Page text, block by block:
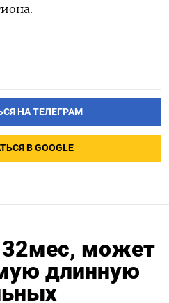
НА ТЕЛЕГРАМ
В GOOGLE
может
длинную